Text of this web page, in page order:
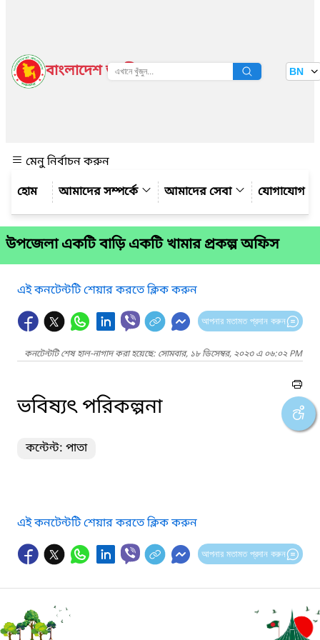
বাংলাদেশ জাতীয় তথ্য বাতায়ন BN
মেনু নির্বাচন করুন
আমাদের সম্পর্কে
আমাদের সেবা যোগাযোগ
উপজেলা একটি বাড়ি একটি খামার প্রকল্প অফিস
এই কনটেন্টটি শেয়ার করতে ক্লিক করুন
আপনার মতামত প্রদান করুন
কনটেন্টটি শেষ হাল-নাগাদ করা হয়েছে: সোমবার, ১৮ ডিসেম্বর, ২০২৩ এ ০৬:০২ PM
ভবিষ্যৎ পরিকল্পনা
কন্টেন্ট: পাতা
এই কনটেন্টটি শেয়ার করতে ক্লিক করুন
আপনার মতামত প্রদান করুন